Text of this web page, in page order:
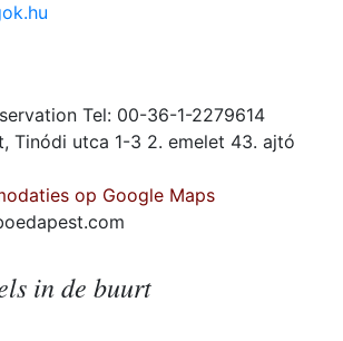
Tel: 00-36-1-2279614
Tinódi utca 1-3 2. emelet 43. ajtó
op Google Maps
in de buurt